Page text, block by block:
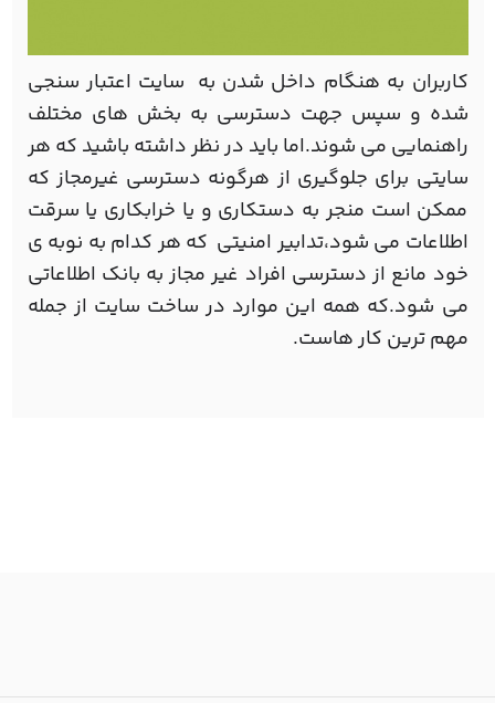
کاربران به هنگام داخل شدن به سایت اعتبار سنجی
شده و سپس جهت دسترسی به بخش های مختلف
راهنمایی می شوند.اما باید در نظر داشته باشید که هر
سایتی براي جلوگيري از هرگونه دسترسی غيرمجاز كه
ممكن است منجر به دستكاری و یا خرابكاری يا سرقت
اطلاعات می شود،تدابیر امنیتی که هر کدام به نوبه ی
خود مانع از دسترسی افراد غیر مجاز به بانک اطلاعاتی
می شود.که همه این موارد در ساخت سایت از جمله
مهم ترین کار هاست.